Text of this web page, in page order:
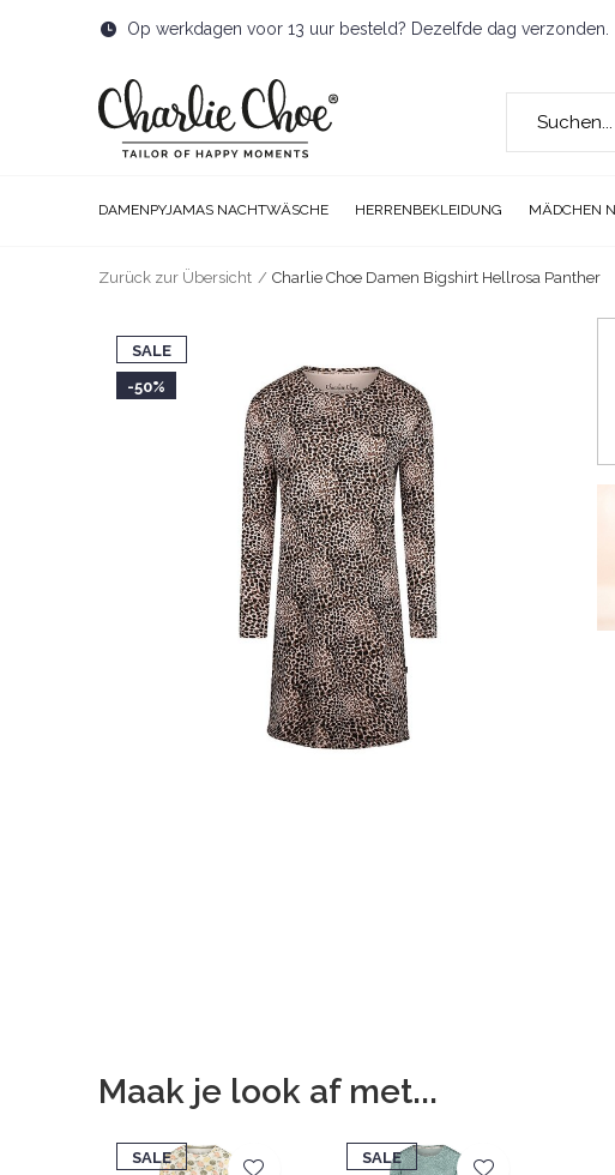
DAMENPYJAMAS NACHTWÄSCHE HERRENBEKLEIDUNG MÄDCHEN
Op werkdagen voor 13 uur besteld? Dezelfde dag verzonden.
Zurück zur Übersicht Charlie Choe Damen Bigshirt Hellrosa Panther
SALE
-50%
Maak je look af met...
SALE
SALE